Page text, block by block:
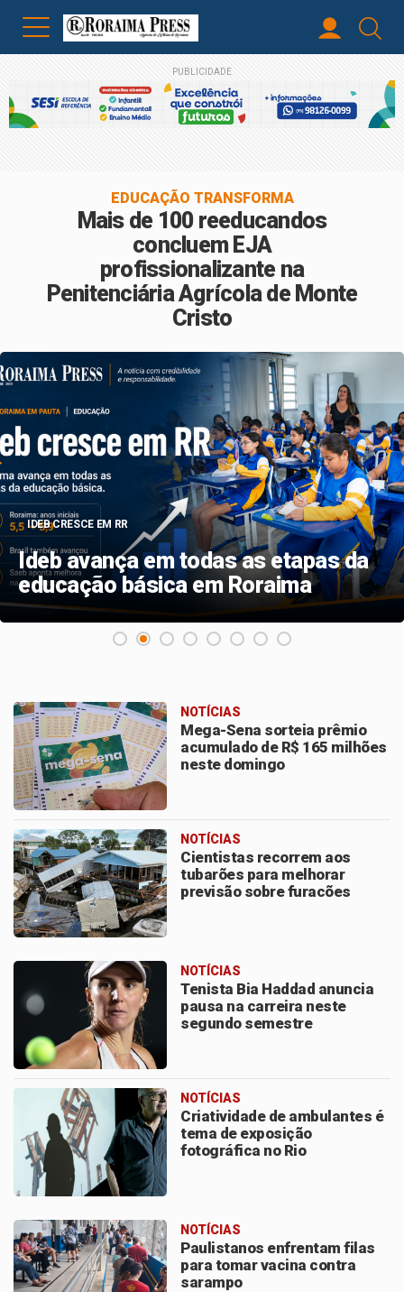
PUBLICIDADE
EDUCAÇÃO TRANSFORMA
Mais de 100 reeducandos
concluem EJA
profissionalizante na
Penitenciária Agrícola de Monte
Cristo
Roraima terá dois representantes na
arbitragem do Campeonato
Brasileiro de Boxe
NOTÍCIAS
Mega-Sena sorteia prêmio
acumulado de R$ 165 milhões
neste domingo
NOTÍCIAS
Cientistas recorrem aos
tubarões para melhorar
previsão sobre furacões
NOTÍCIAS
Tenista Bia Haddad anuncia
pausa na carreira neste
segundo semestre
NOTÍCIAS
Criatividade de ambulantes é
tema de exposição
fotográfica no Rio
NOTÍCIAS
Paulistanos enfrentam filas
para tomar vacina contra
sarampo